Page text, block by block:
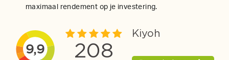
maximaal rendement op je investering.